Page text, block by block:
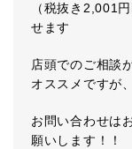
（税抜き2,001
せます
店頭でのご相談
オススメですが
お問い合わせは
願いします！！